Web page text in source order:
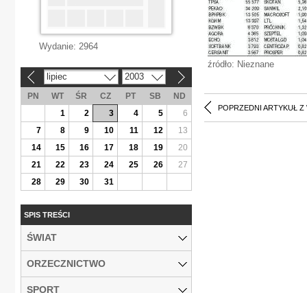
źródło: Nieznane
POPRZEDNI ARTYKUŁ Z
Wydanie: 2964
lipiec 2003
PN WT ŚR CZ PT SB
ND
1
2 3 4 5
6
7
8 9 10 11 12
13
14
15 16 17 18 19
20
21
22 23 24 25 26
27
28
29 30 31
SPIS TREŚCI
ŚWIAT
ORZECZNICTWO
SPORT